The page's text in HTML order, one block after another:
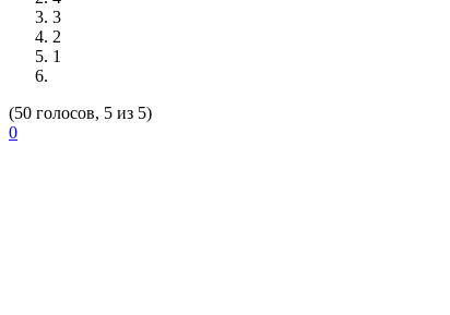
3
2
1
(50 голосов, 5 из 5)
0